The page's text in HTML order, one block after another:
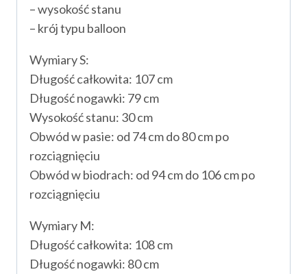
– wysokość stanu
– krój typu balloon
Wymiary S:
Długość całkowita: 107 cm
Długość nogawki: 79 cm
Wysokość stanu: 30 cm
Obwód w pasie: od 74 cm do 80 cm po
rozciągnięciu
Obwód w biodrach: od 94 cm do 106 cm po
rozciągnięciu
Wymiary M:
Długość całkowita: 108 cm
Długość nogawki: 80 cm